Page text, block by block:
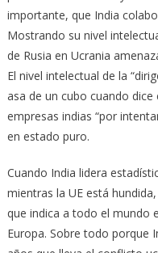
importante, que India
Mostrando su nivel
de Rusia en Ucrania
El nivel intelectual de la
asa de un cubo cuando
empresas indias “por
en estado puro.
Cuando India lidera
mientras la UE está
que indica a todo el mundo
Europa. Sobre todo porque